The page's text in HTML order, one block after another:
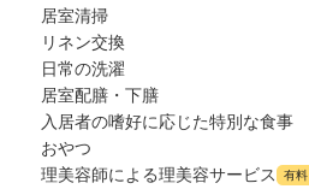
居室清掃
リネン交換
日常の洗濯
居室配膳・下膳
入居者の嗜好に応じた特別な食事
おやつ
理美容師による理美容サービス
有料